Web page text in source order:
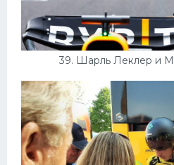
39. Шарль Леклер и